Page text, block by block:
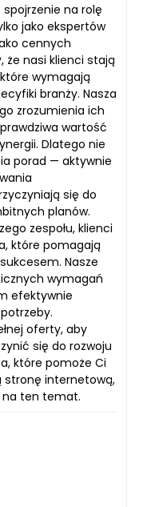
na rolę
jako ekspertów
cennych
że nasi klienci stają
wymagają
branży. Nasza
zrozumienia ich
wartość
Dlatego nie
porad — aktywnie
się do
planów.
zespołu, klienci
które pomagają
Nasze
wymagań
efektywnie
oferty, aby
się do rozwoju
które pomoże Ci
stronę internetową,
na ten temat.